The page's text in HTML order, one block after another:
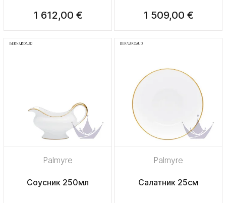
1 612,00 € 1 509,00 €
Palmyre
Соусник 250мл
Palmyre
Салатник 25см